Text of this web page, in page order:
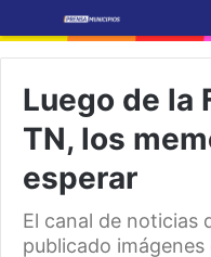
Luego de la
TN, los
esperar
El canal de noticias
publicado